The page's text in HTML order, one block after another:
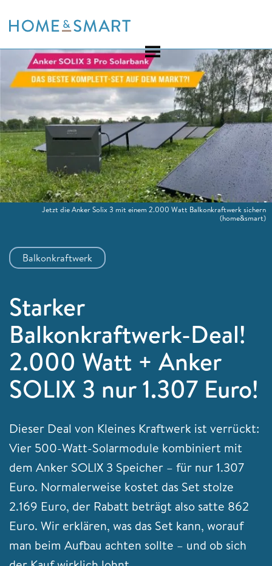
to
Balkonkraftwerk
Starker
Balkonkraftwerk-Deal!
2.000 Watt + Anker
SOLIX 3 nur 1.307 Euro!
Dieser Deal von Kleines Kraftwerk ist verrückt:
Vier 500-Watt-Solarmodule kombiniert mit
dem Anker SOLIX 3 Speicher – für nur 1.307
Euro. Normalerweise kostet das Set stolze
2.169 Euro, der Rabatt beträgt also satte 862
Euro. Wir erklären, was das Set kann, worauf
man beim Aufbau achten sollte – und ob sich
Jetzt die Anker Solix 3 mit einem 2.000 Watt Balkonkraftwerk sichern
(home&smart)